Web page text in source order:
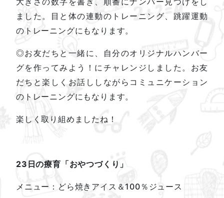
ました。目と体の連動のトレーニング、跳躍運動
のトレーニングにもなります。
◎お友だちと一緒に、自分のオリジナルハンバー
グを作ってみよう！にチャレンジしました。お友
だちと楽しくお話ししながらコミュニケーション
のトレーニングにもなります。
楽しく取り組めましたね！
23日の療育「おやつづくり」
メニュー：どら焼きアイス＆100％ジュース